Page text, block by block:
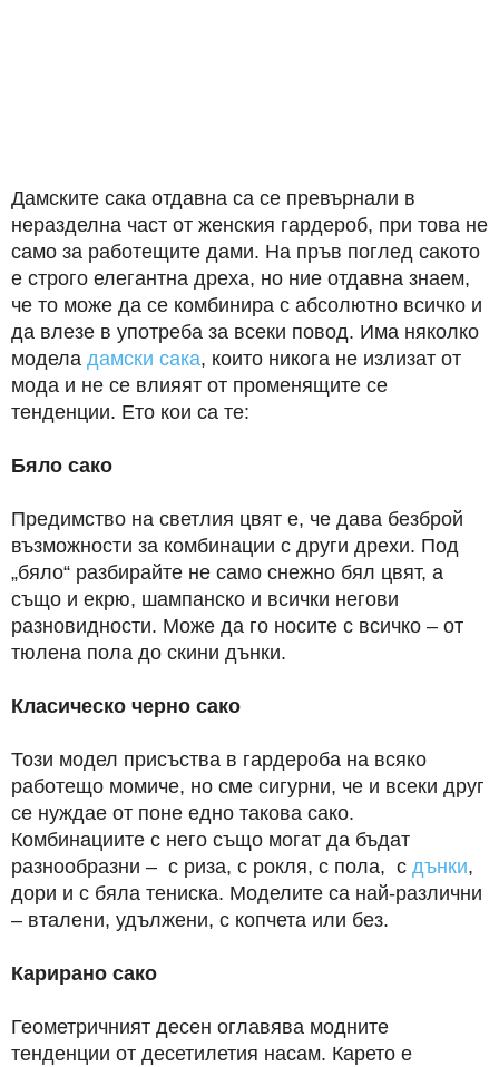
Дамските сака отдавна са се превърнали в
неразделна част от женския гардероб, при това не
само за работещите дами. На пръв поглед сакото
е строго елегантна дреха, но ние отдавна знаем,
че то може да се комбинира с абсолютно всичко и
да влезе в употреба за всеки повод. Има няколко
модела дамски сака, които никога не излизат от
мода и не се влияят от променящите се
тенденции. Ето кои са те:
Бяло сако
Предимство на светлия цвят е, че дава безброй
възможности за комбинации с други дрехи. Под
„бяло“ разбирайте не само снежно бял цвят, а
също и екрю, шампанско и всички негови
разновидности. Може да го носите с всичко – от
тюлена пола до скини дънки.
Класическо черно сако
Този модел присъства в гардероба на всяко
работещо момиче, но сме сигурни, че и всеки друг
се нуждае от поне едно такова сако.
Комбинациите с него също могат да бъдат
разнообразни – с риза, с рокля, с пола, с дънки,
дори и с бяла тениска. Моделите са най-различни
– вталени, удължени, с копчета или без.
Карирано сако
Геометричният десен оглавява модните
тенденции от десетилетия насам. Карето е